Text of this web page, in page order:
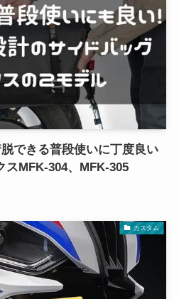
できる普段使いに丁度良い
スMFK-304、MFK-305
カスタム